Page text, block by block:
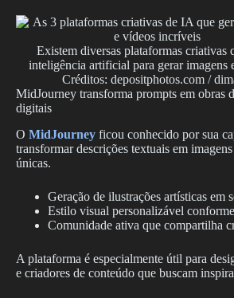
Existem diversas plataformas criativas
inteligência artificial para gerar imagens
Créditos: depositphotos.com /
MidJourney transforma prompts em obras
digitais
O MidJourney ficou conhecido por sua
transformar descrições textuais em
únicas.
Geração de ilustrações artísticas em
Estilo visual personalizável
Comunidade ativa que compartilha
A plataforma é especialmente útil para
e criadores de conteúdo que buscam